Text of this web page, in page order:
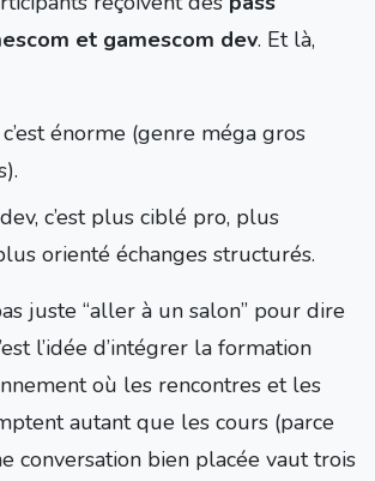
et gamescom dev. Et là,
énorme (genre méga gros
c’est plus ciblé pro, plus
orienté échanges structurés.
juste “aller à un salon” pour dire
l’idée d’intégrer la formation
où les rencontres et les
autant que les cours (parce
conversation bien placée vaut trois